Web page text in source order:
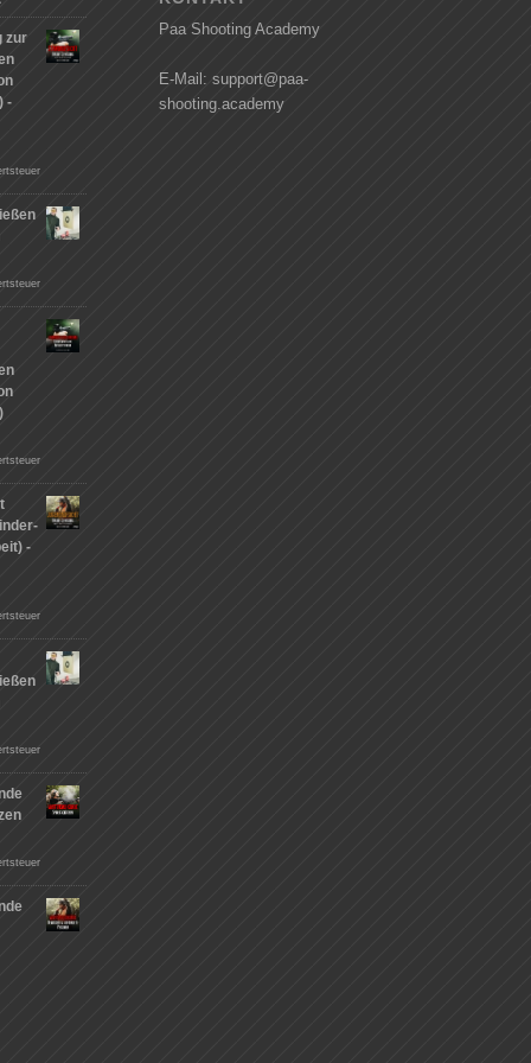
zur
-
-
Paa Shooting Academy
E-Mail: support@paa-
shooting.academy